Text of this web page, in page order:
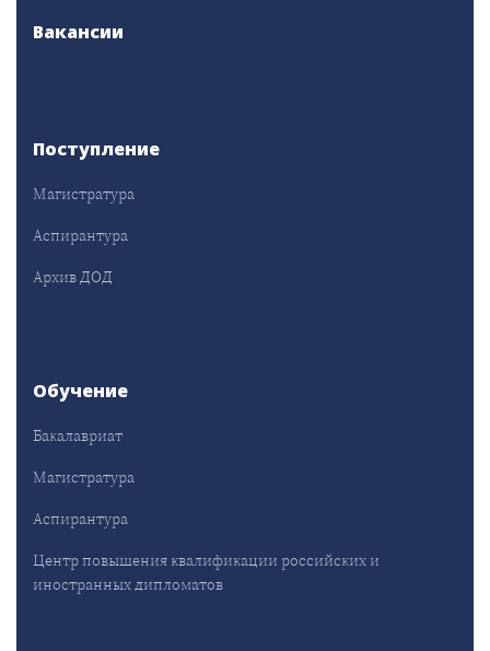
Вакансии
Поступление
Магистратура
Аспирантура
Архив ДОД
Обучение
Бакалавриат
Магистратура
Аспирантура
Центр повышения квалификации российских и
иностранных дипломатов